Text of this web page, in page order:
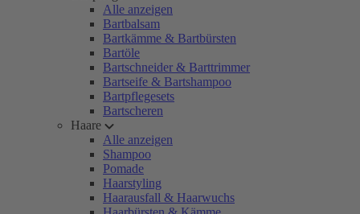
Alle anzeigen
Bartbalsam
Bartkämme & Bartbürsten
Bartöle
Bartschneider & Barttrimmer
Bartseife & Bartshampoo
Bartpflegesets
Bartscheren
Haare
Alle anzeigen
Shampoo
Pomade
Haarstyling
Haarausfall & Haarwuchs